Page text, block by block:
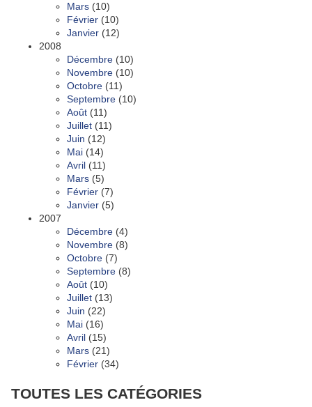
Mars (10)
Février (10)
Janvier (12)
2008
Décembre (10)
Novembre (10)
Octobre (11)
Septembre (10)
Août (11)
Juillet (11)
Juin (12)
Mai (14)
Avril (11)
Mars (5)
Février (7)
Janvier (5)
2007
Décembre (4)
Novembre (8)
Octobre (7)
Septembre (8)
Août (10)
Juillet (13)
Juin (22)
Mai (16)
Avril (15)
Mars (21)
Février (34)
TOUTES LES CATÉGORIES